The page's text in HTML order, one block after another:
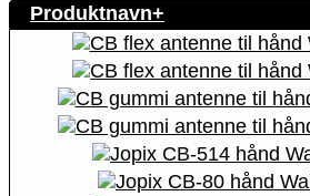
Produktnavn+